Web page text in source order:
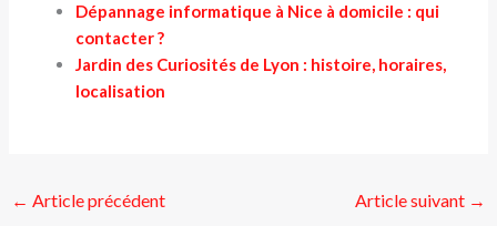
Dépannage informatique à Nice à domicile : qui
contacter ?
Jardin des Curiosités de Lyon : histoire, horaires,
localisation
← Article précédent Article suivant →